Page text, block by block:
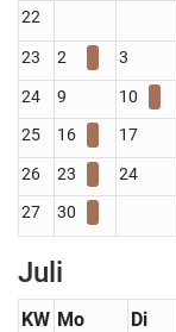
22
23 2 3
24 9 10
25
16 17
26 23 24
27
30
Juli
KW Mo Di